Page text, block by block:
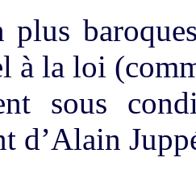
plus
à la loi
sous
d’Alain